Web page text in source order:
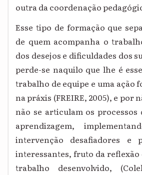
outra da coordenação
Esse tipo de formação que
de quem acompanha o
dos desejos e dificuldades dos
perde-se naquilo que lhe é
trabalho de equipe e uma ação
na práxis (FREIRE, 2005), e por
não se articulam os processos
aprendizagem,
intervenção desafiadores e
interessantes, fruto da
trabalho desenvolvido,